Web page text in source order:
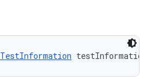
TestInformation